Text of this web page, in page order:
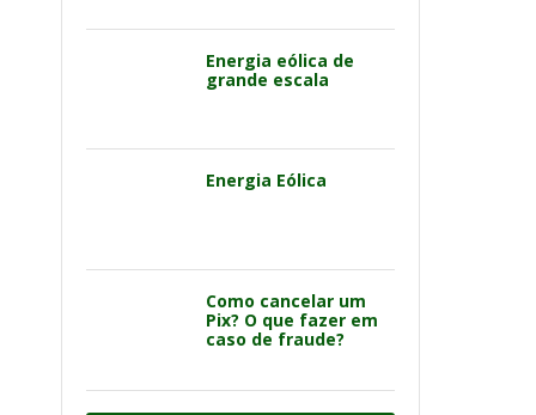
Energia eólica de
grande escala
Energia Eólica
Como cancelar um
Pix? O que fazer em
caso de fraude?